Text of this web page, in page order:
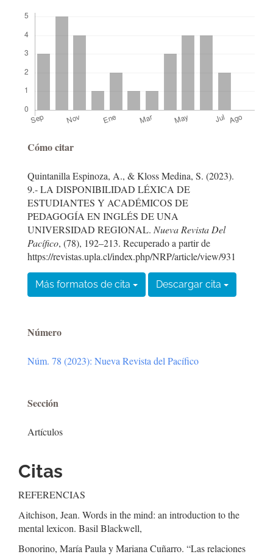
Detalles
artículo
Cómo citar
Quintanilla Espinoza, A., & Kloss Medina, S. (2023).
9.- LA DISPONIBILIDAD LÉXICA DE
ESTUDIANTES Y ACADÉMICOS DE
PEDAGOGÍA EN INGLÉS DE UNA
UNIVERSIDAD REGIONAL. Nueva Revista Del
Pacífico, (78), 192–213. Recuperado a partir de
https://revistas.upla.cl/index.php/NRP/article/view/931
Más formatos de cita Descargar cita
Número
Núm. 78 (2023): Nueva Revista del Pacífico
Sección
Artículos
Citas
REFERENCIAS
Aitchison, Jean. Words in the mind: an introduction to the
mental lexicon. Basil Blackwell,
Bonorino, María Paula y Mariana Cuñarro. “Las relaciones